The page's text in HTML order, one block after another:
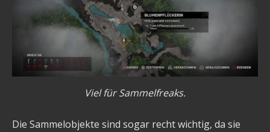
Viel für Sammelfreaks.
Die Sammelobjekte sind sogar recht wichtig, da sie